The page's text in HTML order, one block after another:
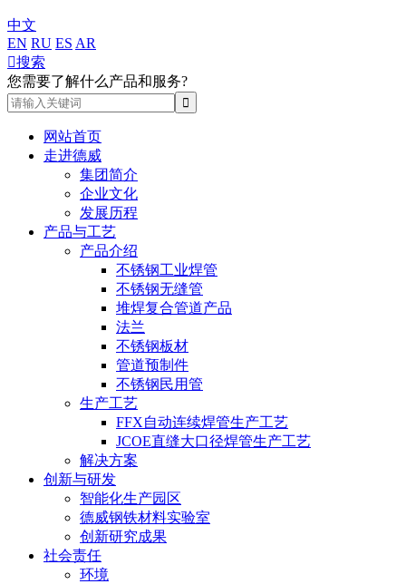
中文
EN RU ES AR
搜索
您需要了解什么产品和服务?
网站首页
走进德威
集团简介
企业文化
发展历程
产品与工艺
产品介绍
不锈钢工业焊管
不锈钢无缝管
堆焊复合管道产品
法兰
不锈钢板材
管道预制件
不锈钢民用管
生产工艺
FFX自动连续焊管生产工艺
JCOE直缝大口径焊管生产工艺
解决方案
创新与研发
智能化生产园区
德威钢铁材料实验室
创新研究成果
社会责任
环境